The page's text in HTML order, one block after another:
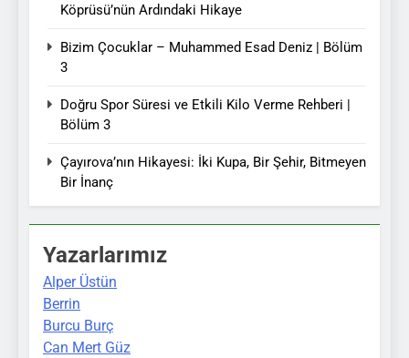
Köprüsü’nün Ardındaki Hikaye
Bizim Çocuklar – Muhammed Esad Deniz | Bölüm
3
Doğru Spor Süresi ve Etkili Kilo Verme Rehberi |
Bölüm 3
Çayırova’nın Hikayesi: İki Kupa, Bir Şehir, Bitmeyen
Bir İnanç
Yazarlarımız
Alper Üstün
Berrin
Burcu Burç
Can Mert Güz